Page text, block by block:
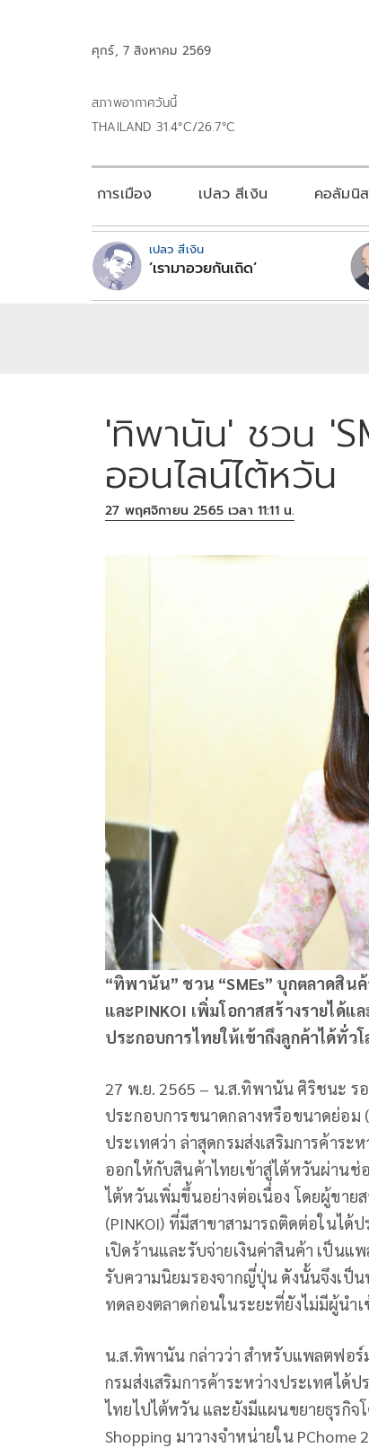
ศุกร์, 7 สิงหาคม 2569
สภาพอากาศวันนี้
THAILAND 31.4°C/26.7°C
การเมือง เปลว สีเงิน คอลัมนิ
เปลว สีเงิน
‘เรามาอวยกันเถิด’
'ทิพานัน' ชวน
ออนไลน์ไต้หวัน
27 พฤศจิกายน 2565 เวลา 11:11 น.
“ทิพานัน” ชวน “SMEs” บุกตลาดสิ
และPINKOI เพิ่มโอกาสสร้างรายไ
ประกอบการไทยให้เข้าถึงลูกค้าได้ทั่วโ
27 พ.ย. 2565 – น.ส.ทิพานัน ศิริชนะ ร
ประกอบการขนาดกลางหรือขนาดย่อม
ประเทศว่า ล่าสุดกรมส่งเสริมการค้าระ
ออกให้กับสินค้าไทยเข้าสู่ไต้หวันผ่านช่
ไต้หวันเพิ่มขึ้นอย่างต่อเนื่อง โดยผู้ขา
(PINKOI) ที่มีสาขาสามารถติดต่อในได้
เปิดร้านและรับจ่ายเงินค่าสินค้า เป็น
รับความนิยมรองจากญี่ปุ่น ดังนั้นจึงเป็
ทดลองตลาดก่อนในระยะที่ยังไม่มีผู้นำเ
น.ส.ทิพานัน กล่าวว่า สำหรับแพลตฟอร์
กรมส่งเสริมการค้าระหว่างประเทศได้
ไทยไปไต้หวัน และยังมีแผนขยายธุรกิจ
Shopping มาวางจำหน่ายใน